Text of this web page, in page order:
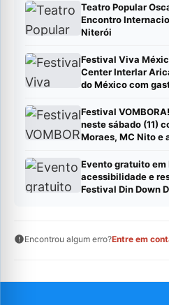
Teatro Popular
Encontro
Niterói
Festival Viva
Center Interlar
do México com
Festival
neste sábado (11)
Moraes, MC Nito e
Evento gratuito
acessibilidade e
Festival Din Down
Encontrou algum erro?Entre em